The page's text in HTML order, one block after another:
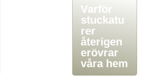
Varför
stuckatu
rer
återigen
erövrar
våra hem